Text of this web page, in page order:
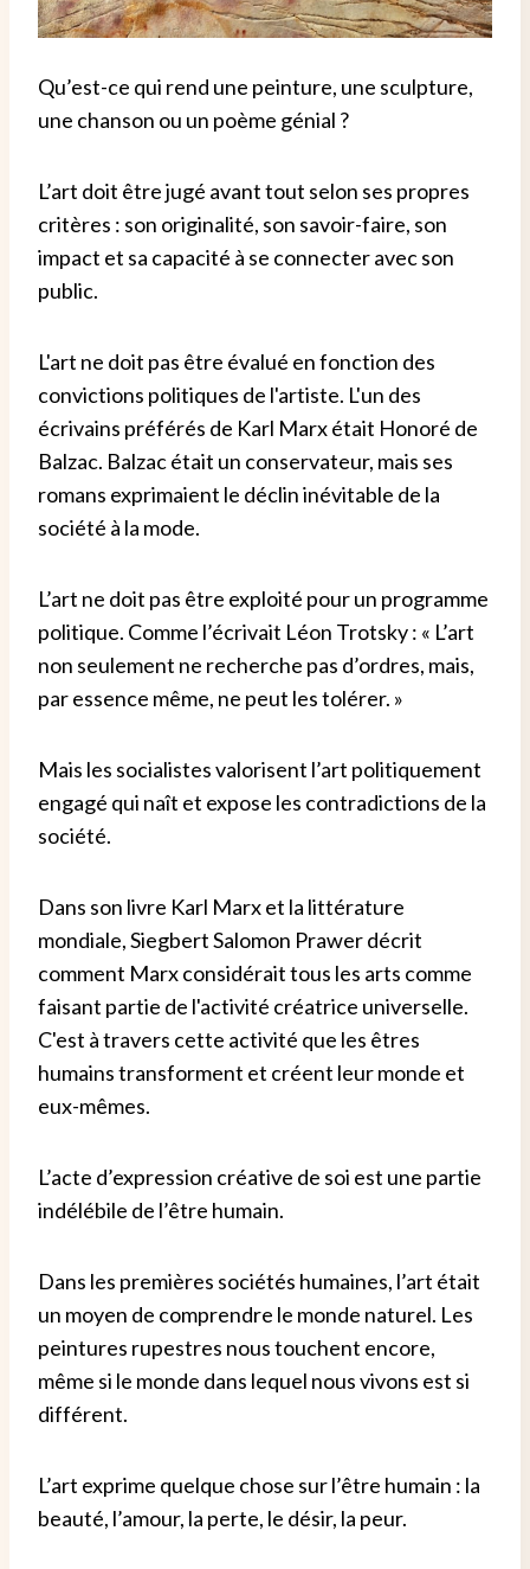
Qu’est-ce qui rend une peinture, une sculpture,
une chanson ou un poème génial ?
L’art doit être jugé avant tout selon ses propres
critères : son originalité, son savoir-faire, son
impact et sa capacité à se connecter avec son
public.
L'art ne doit pas être évalué en fonction des
convictions politiques de l'artiste. L'un des
écrivains préférés de Karl Marx était Honoré de
Balzac. Balzac était un conservateur, mais ses
romans exprimaient le déclin inévitable de la
société à la mode.
L’art ne doit pas être exploité pour un programme
politique. Comme l’écrivait Léon Trotsky : « L’art
non seulement ne recherche pas d’ordres, mais,
par essence même, ne peut les tolérer. »
Mais les socialistes valorisent l’art politiquement
engagé qui naît et expose les contradictions de la
société.
Dans son livre Karl Marx et la littérature
mondiale, Siegbert Salomon Prawer décrit
comment Marx considérait tous les arts comme
faisant partie de l'activité créatrice universelle.
C'est à travers cette activité que les êtres
humains transforment et créent leur monde et
eux-mêmes.
L’acte d’expression créative de soi est une partie
indélébile de l’être humain.
Dans les premières sociétés humaines, l’art était
un moyen de comprendre le monde naturel. Les
peintures rupestres nous touchent encore,
même si le monde dans lequel nous vivons est si
différent.
L’art exprime quelque chose sur l’être humain : la
beauté, l’amour, la perte, le désir, la peur.